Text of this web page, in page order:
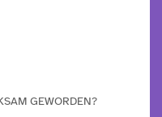
GEWORDEN?